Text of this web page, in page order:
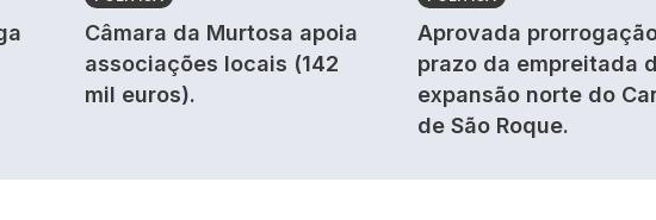
Câmara da Murtosa apoia
associações locais (142
mil euros).
Aprovada
prazo da empreitada
expansão norte do
de São Roque.